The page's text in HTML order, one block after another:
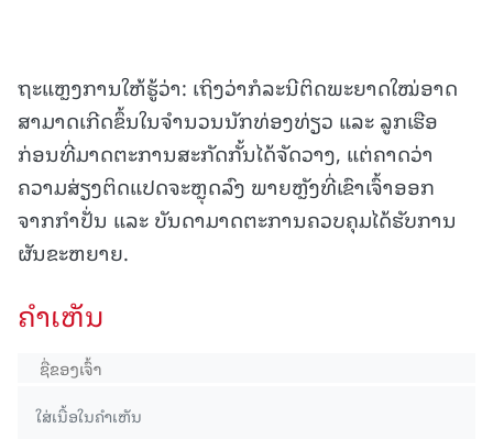
ຖະແຫຼງການໃຫ້ຮູ້ວ່າ: ເຖິງວ່າກໍລະນີຕິດພະຍາດໃໝ່ອາດ
ສາມາດເກີດຂຶ້ນໃນຈຳນວນນັກທ່ອງທ່ຽວ ແລະ ລູກເຮືອ
ກ່ອນທີ່ມາດຕະການສະກັດກັ້ນໄດ້ຈັດວາງ, ແຕ່ຄາດວ່າ
ຄວາມສ່ຽງຕິດແປດຈະຫຼຸດລົງ ພາຍຫຼັງທີ່ເຂົາເຈົ້າອອກ
ຈາກກຳປັ່ນ ແລະ ບັນດາມາດຕະການຄວບຄຸມໄດ້ຮັບການ
ຜັນຂະຫຍາຍ.
ຄໍາເຫັນ